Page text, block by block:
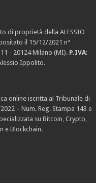
di proprietà della ALESSIO
il 15/12/2021 n°
11 - 20124 Milano (MI). P.IVA:
Ippolito.
online iscritta al Tribunale di
– Num. Reg. Stampa 143 e
su Bitcoin, Crypto,
e Blockchain.